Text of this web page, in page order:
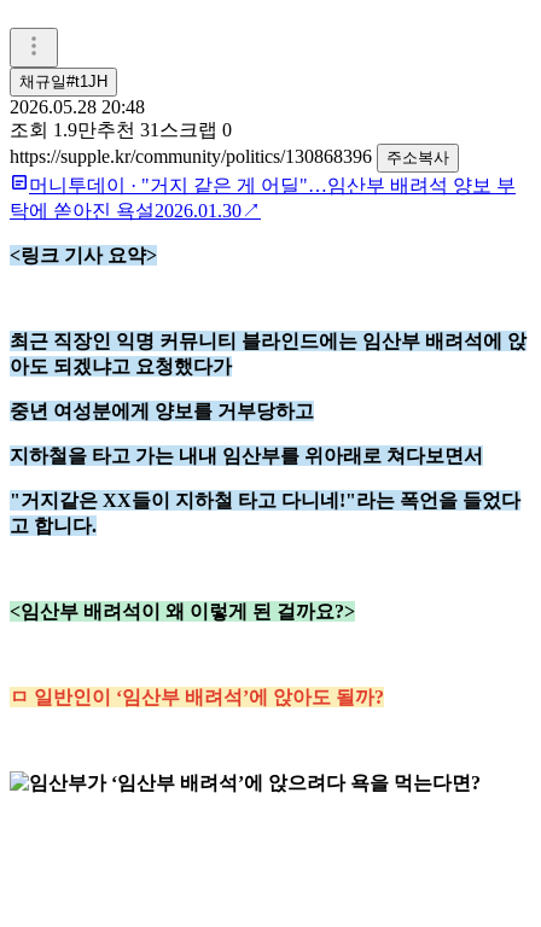
채규일#t1JH
2026.05.28 20:48
조회 1.9만추천 31 스크랩 0
https://supple.kr/community/politics/130868396
주소복사
머니투데이 · "거지 같은 게 어딜"…임산부 배려석 양보 부
탁에 쏟아진 욕설2026.01.30↗
<링크 기사 요약>
최근 직장인 익명 커뮤니티 블라인드에는 임산부 배려석에 앉
아도 되겠냐고 요청했다가
중년 여성분에게 양보를 거부당하고
지하철을 타고 가는 내내 임산부를 위아래로 쳐다보면서
"거지같은 XX들이 지하철 타고 다니네!"라는 폭언을 들었다
고 합니다.
<임산부 배려석이 왜 이렇게 된 걸까요?>
ㅁ 일반인이 ‘임산부 배려석’에 앉아도 될까?